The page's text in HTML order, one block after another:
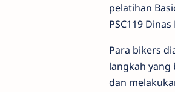
pelatihan
PSC119
Para bikers
langkah
dan